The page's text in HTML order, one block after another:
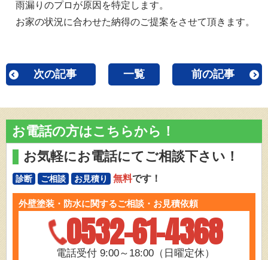
雨漏りのプロが原因を特定します。
お家の状況に合わせた納得のご提案をさせて頂きます。
次の記事 一覧 前の記事
お電話の方はこちらから！
お気軽にお電話にてご相談下さい！
診断 ご相談 お見積り 無料です！
外壁塗装・防水に関するご相談・お見積依頼
0532-61-4368
電話受付 9:00～18:00（日曜定休）